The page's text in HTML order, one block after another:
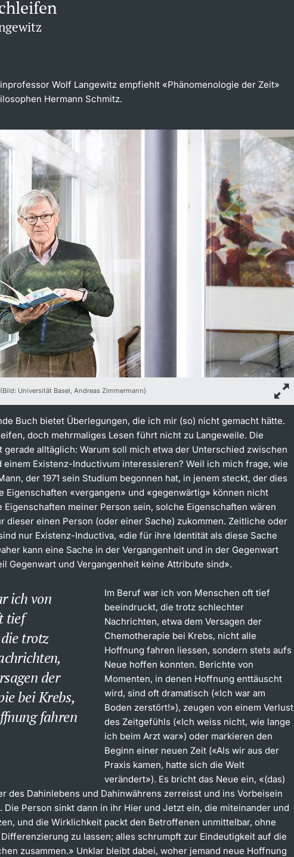
Wolf Langewitz empfiehlt «Phänomenologie der Zeit»
Hermann Schmitz.
Universität Basel, Andreas Zimmermann)
Buch bietet Überlegungen, die ich mir (so) nicht gemacht hätte.
doch mehrmaliges Lesen führt nicht zu Langeweile. Die
gerade alltäglich: Warum soll mich etwa der Unterschied zwischen
einem Existenz-Inductivum interessieren? Weil ich mich frage, wie
der 1971 sein Studium begonnen hat, in jenem steckt, der dies
Eigenschaften «vergangen» und «gegenwärtig» können nicht
Eigenschaften meiner Person sein, solche Eigenschaften wären
dieser einen Person (oder einer Sache) zukommen. Zeitliche oder
nur Existenz-Inductiva, «die für ihre Identität als diese Sache
kann eine Sache in der Vergangenheit und in der Gegenwart
Gegenwart und Vergangenheit keine Attribute sind».
ich von
tief
trotz
der
bei Krebs,
fahren
Im Beruf war ich von Menschen oft tief
beeindruckt, die trotz schlechter
Nachrichten, etwa dem Versagen der
Chemotherapie bei Krebs, nicht alle
Hoffnung fahren liessen, sondern stets aufs
Neue hoffen konnten. Berichte von
Momenten, in denen Hoffnung enttäuscht
wird, sind oft dramatisch («Ich war am
Boden zerstört!»), zeugen von einem Verlust
des Zeitgefühls («Ich weiss nicht, wie lange
ich beim Arzt war») oder markieren den
Beginn einer neuen Zeit («Als wir aus der
Praxis kamen, hatte sich die Welt
verändert»). Es bricht das Neue ein, «(das)
des Dahinlebens und Dahinwährens zerreisst und ins Vorbeisein
Person sinkt dann in ihr Hier und Jetzt ein, die miteinander und
und die Wirklichkeit packt den Betroffenen unmittelbar, ohne
zu lassen; alles schrumpft zur Eindeutigkeit auf die
zusammen.» Unklar bleibt dabei, woher jemand neue Hoffnung